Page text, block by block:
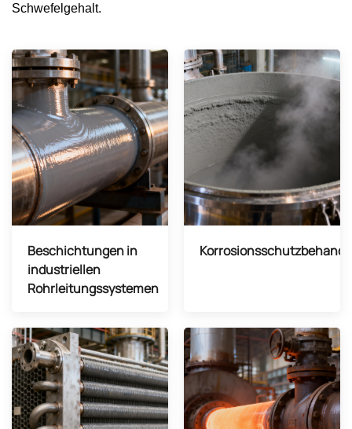
Schwefelgehalt.
Beschichtungen in
industriellen
Rohrleitungssystemen